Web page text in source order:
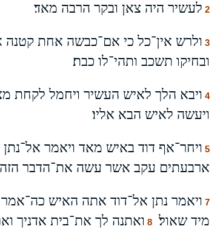
2 לעשיר היה צאן ובקר הרבה מאד׃
3 ולרש אין־כל כי אם־כבשה אחת קטנה
ובחיקו תשכב ותהי־לו כבת׃
4 ויבא הלך לאיש העשיר ויחמל לקחת
ויעשה לאיש הבא אליו׃
5 ויחר־אף דוד באיש מאד ויאמר
ארבעתים עקב אשר עשה את־הדבר הזה
7 ויאמר נתן אל־דוד אתה האיש
מיד שאול׃
8 ואתנה לך את־בית אדניך